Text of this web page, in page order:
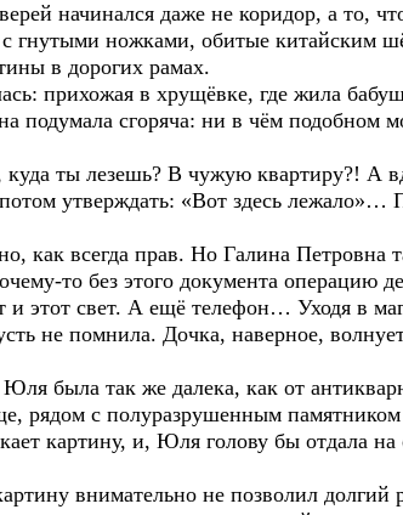
даже не коридор, а то, что
гнутыми ножками, обитые китайским
в дорогих рамах.
в хрущёвке, где жила
подумала сгоряча: ни в чём подобном
В чужую квартиру?! А
утверждать: «Вот здесь лежало»…
прав. Но Галина Петровна так
то без этого документа операцию
и этот свет. А ещё телефон… Уходя в
не помнила. Дочка, наверное,
так же далека, как от
рядом с полуразрушенным
картину, и, Юля голову бы отдала
внимательно не позволил долгий